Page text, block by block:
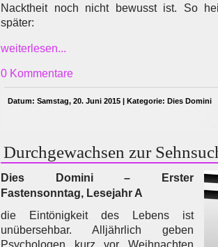
Nacktheit noch nicht bewusst ist. So
später:
weiterlesen...
0 Kommentare
Datum: Samstag, 20. Juni 2015 | Kategorie: Dies Domini
Durchgewachsen zur
Dies Domini – Erster
Fastensonntag, Lesejahr A
die Eintönigkeit des Lebens ist
unübersehbar. Alljährlich geben
Psychologen kurz vor Weihnachten